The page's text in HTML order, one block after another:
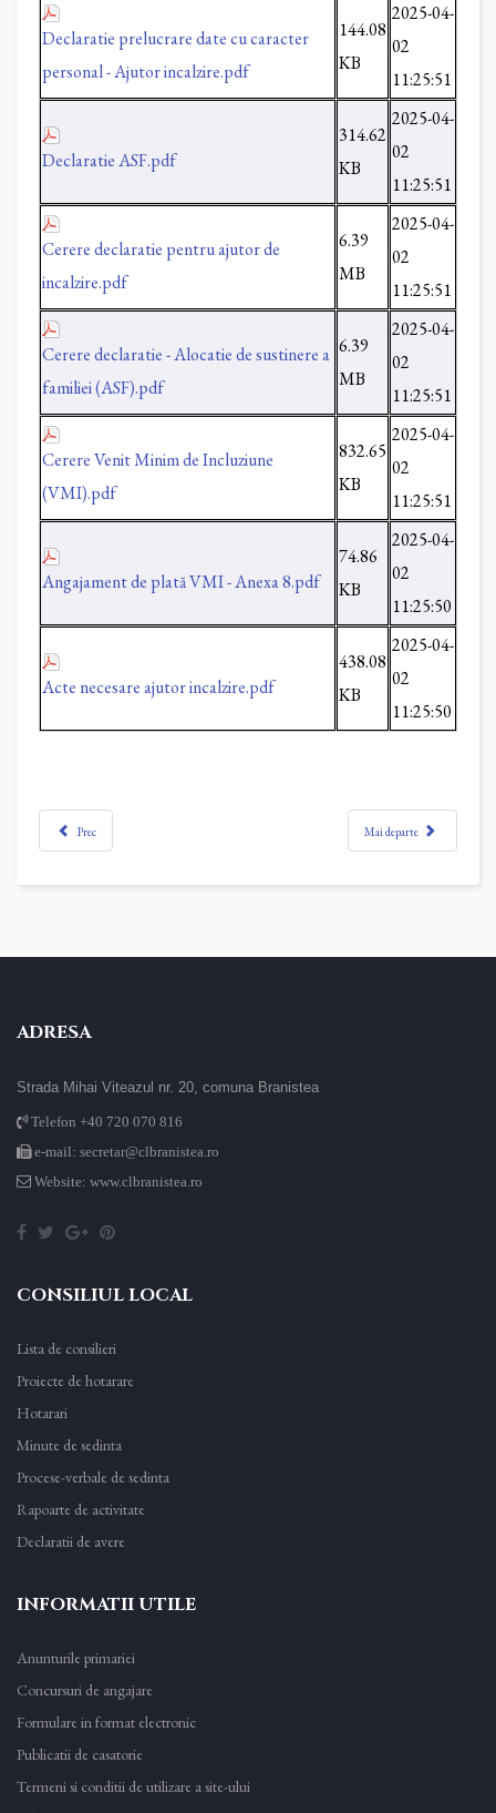
Declaratie prelucrare date cu caracter
personal - Ajutor incalzire.pdf
144.08
KB
2025-04-
02
11:25:51
Declaratie ASF.pdf
314.62
KB
2025-04-
02
11:25:51
Cerere declaratie pentru ajutor de
incalzire.pdf
6.39
MB
2025-04-
02
11:25:51
Cerere declaratie - Alocatie de sustinere a
familiei (ASF).pdf
6.39
MB
2025-04-
02
11:25:51
Cerere Venit Minim de Incluziune
(VMI).pdf
832.65
KB
2025-04-
02
11:25:51
Angajament de plată VMI - Anexa 8.pdf
74.86
KB
2025-04-
02
11:25:50
Acte necesare ajutor incalzire.pdf
438.08
KB
2025-04-
02
11:25:50
Prec Mai departe
ADRESA
Strada Mihai Viteazul nr. 20, comuna Branistea
Telefon +40 720 070 816
e-mail: secretar@clbranistea.ro
Website: www.clbranistea.ro
CONSILIUL LOCAL
Lista de consilieri
Proiecte de hotarare
Hotarari
Minute de sedinta
Procese-verbale de sedinta
Rapoarte de activitate
Declaratii de avere
INFORMATII UTILE
Anunturile primariei
Concursuri de angajare
Formulare in format electronic
Publicatii de casatorie
Termeni si conditii de utilizare a site-ului